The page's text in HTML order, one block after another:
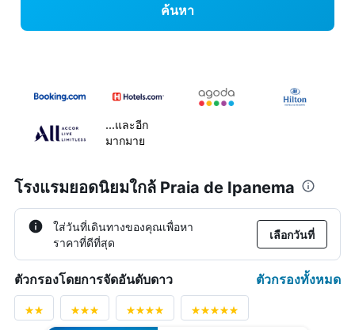
ค้นหา
...และอีก
มากมาย
โรงแรมยอดนิยมใกล้ Praia de Ipanema
ใส่วันที่เดินทางของคุณเพื่อหา
ราคาที่ดีที่สุด
เลือกวันที่
ตัวกรองโดยการจัดอันดับดาว ตัวกรองทั้งหมด